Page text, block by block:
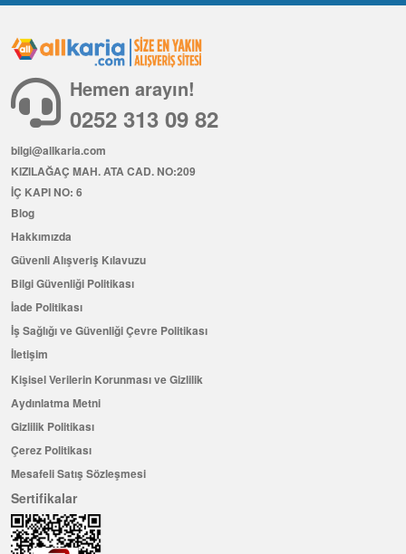
Hemen arayın!
0252 313 09 82
bilgi@allkaria.com
KIZILAĞAÇ MAH. ATA CAD. NO:209
İÇ KAPI NO: 6
Blog
Hakkımızda
Güvenli Alışveriş Kılavuzu
Bilgi Güvenliği Politikası
İade Politikası
İş Sağlığı ve Güvenliği Çevre Politikası
İletişim
Kişisel Verilerin Korunması ve Gizlilik
Aydınlatma Metni
Gizlilik Politikası
Çerez Politikası
Mesafeli Satış Sözleşmesi
Sertifikalar